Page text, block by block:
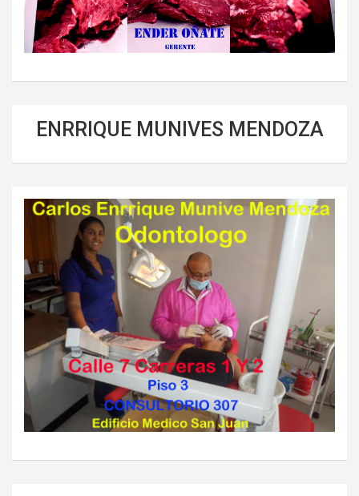
ENRRIQUE MUNIVES MENDOZA